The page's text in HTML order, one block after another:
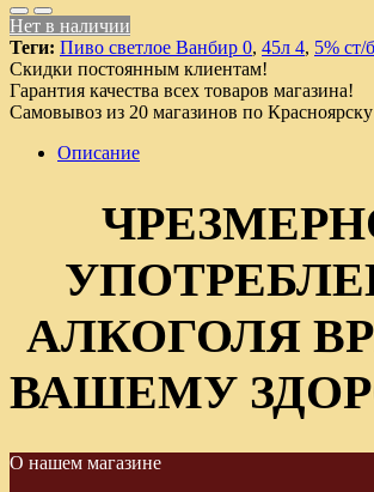
Нет в наличии
Теги: Пиво светлое Ванбир 0, 45л 4, 5% ст/
Скидки постоянным клиентам!
Гарантия качества всех товаров магазина!
Самовывоз из 20 магазинов по
Описание
АЛКОГОЛЯ
ВАШЕМУ
О нашем магазине